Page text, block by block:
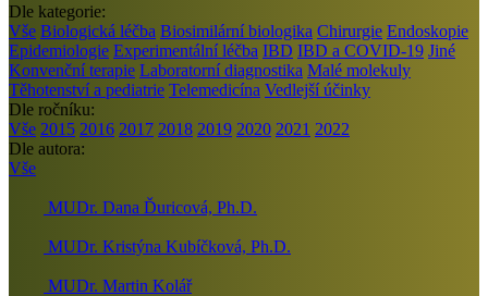
Dle kategorie:
Vše Biologická léčba Biosimilární biologika Chirurgie Endoskopie
Epidemiologie Experimentální léčba IBD IBD a COVID-19 Jiné
Konvenční terapie Laboratorní diagnostika Malé molekuly
Těhotenství a pediatrie Telemedicína Vedlejší účinky
Dle ročníku:
Vše 2015 2016 2017 2018 2019 2020 2021 2022
Dle autora:
Vše
MUDr. Dana Ďuricová, Ph.D.
MUDr. Kristýna Kubíčková, Ph.D.
MUDr. Martin Kolář